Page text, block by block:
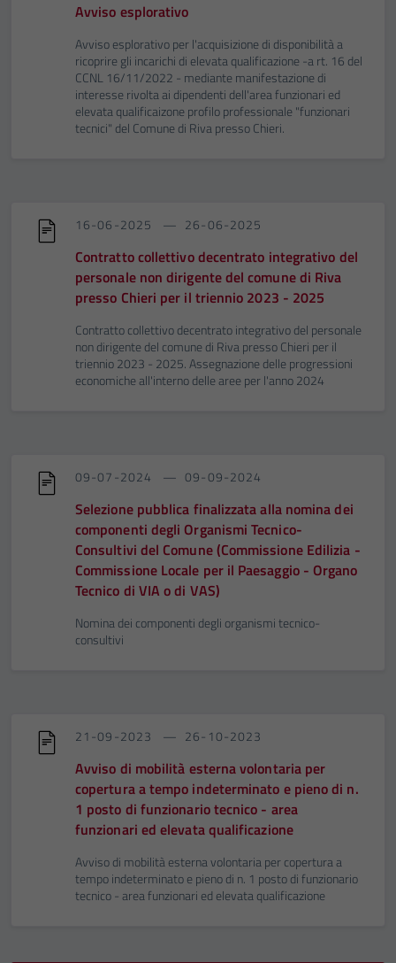
Avviso esplorativo
Avviso esplorativo per l'acquisizione di disponibilità a
ricoprire gli incarichi di elevata qualificazione -a rt. 16 del
CCNL 16/11/2022 - mediante manifestazione di
interesse rivolta ai dipendenti dell'area funzionari ed
elevata qualificaizone profilo professionale "funzionari
tecnici" del Comune di Riva presso Chieri.
16-06-2025 26-06-2025
Contratto collettivo decentrato integrativo del
personale non dirigente del comune di Riva
presso Chieri per il triennio 2023 - 2025
Contratto collettivo decentrato integrativo del personale
non dirigente del comune di Riva presso Chieri per il
triennio 2023 - 2025. Assegnazione delle progressioni
economiche all'interno delle aree per l'anno 2024
09-07-2024 09-09-2024
Selezione pubblica finalizzata alla nomina dei
componenti degli Organismi Tecnico-
Consultivi del Comune (Commissione Edilizia -
Commissione Locale per il Paesaggio - Organo
Tecnico di VIA o di VAS)
Nomina dei componenti degli organismi tecnico-
consultivi
21-09-2023 26-10-2023
Avviso di mobilità esterna volontaria per
copertura a tempo indeterminato e pieno di n.
1 posto di funzionario tecnico - area
funzionari ed elevata qualificazione
Avviso di mobilità esterna volontaria per copertura a
tempo indeterminato e pieno di n. 1 posto di funzionario
tecnico - area funzionari ed elevata qualificazione